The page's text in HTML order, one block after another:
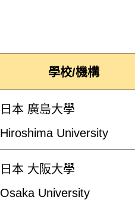
學校/機構
日本 廣島大學
Hiroshima University
日本 大阪大學
Osaka University